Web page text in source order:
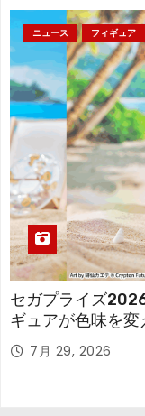
ニュース フィギュア
セガプライズ
ギュアが色味を変
7月 29, 2026